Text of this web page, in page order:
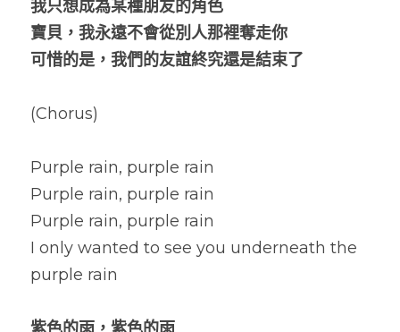
我只想成為某種朋友的角色
寶貝，我永遠不會從別人那裡奪走你
可惜的是，我們的友誼終究還是結束了
(Chorus)
Purple rain, purple rain
Purple rain, purple rain
Purple rain, purple rain
I only wanted to see you underneath the
purple rain